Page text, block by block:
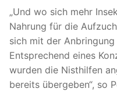
„Und wo sich mehr
Nahrung für die
sich mit der
Entsprechend eines
wurden die Nisthilfen
bereits übergeben“, so